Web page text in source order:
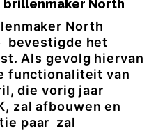
brillenmaker North
North
bevestigde het
Als gevolg hiervan
functionaliteit van
die vorig jaar
zal afbouwen en
paar zal